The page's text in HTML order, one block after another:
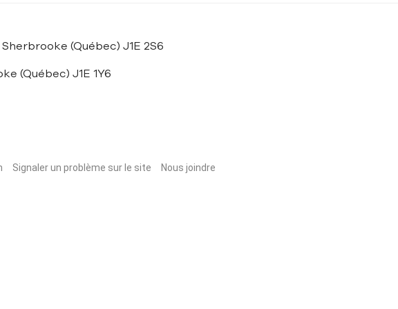
(Québec) J1E 2S6
(Québec) J1E 1Y6
Signaler un problème sur le site Nous joindre